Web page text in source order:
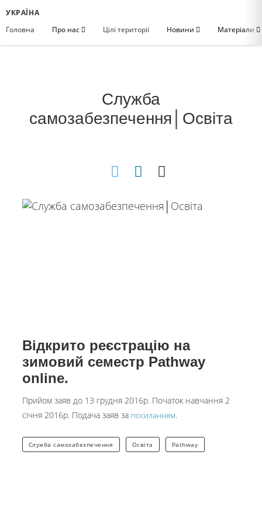
УКРАЇНА
Головна
Про нас Цілі території Новини Матеріали
Служба
самозабезпечення│Освіта
Відкрито реєстрацію на
зимовий семестр Pathway
online.
Прийом заяв до 13 грудня 2016р. Початок навчання 2
січня 2016р. Подача заяв за посиланням.
Служба самозабезпечення Освіта Pathway